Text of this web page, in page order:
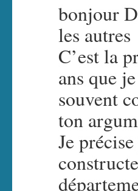
bonjour
les autres
C’est la
ans que
souvent
ton
Je